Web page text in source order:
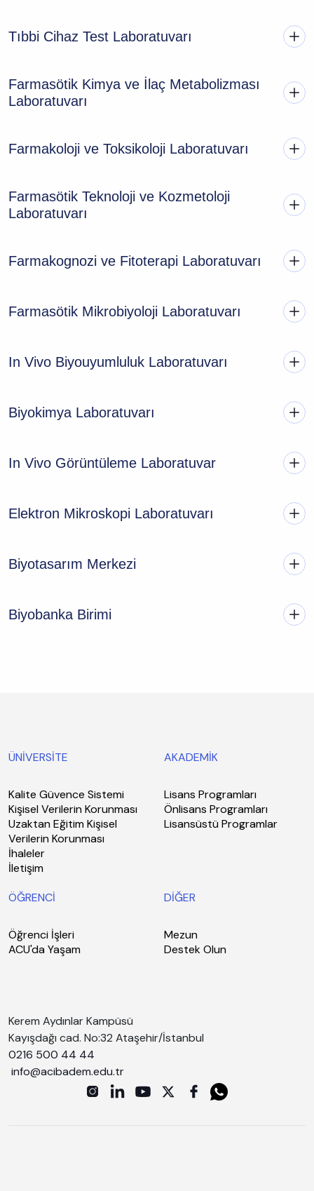
Tıbbi Cihaz Test Laboratuvarı
Farmasötik Kimya ve İlaç Metabolizması
Laboratuvarı
Farmakoloji ve Toksikoloji Laboratuvarı
Farmasötik Teknoloji ve Kozmetoloji
Laboratuvarı
Farmakognozi ve Fitoterapi Laboratuvarı
Farmasötik Mikrobiyoloji Laboratuvarı
In Vivo Biyouyumluluk Laboratuvarı
Biyokimya Laboratuvarı
In Vivo Görüntüleme Laboratuvar
Elektron Mikroskopi Laboratuvarı
Biyotasarım Merkezi
Biyobanka Birimi
ÜNİVERSİTE
Kalite Güvence Sistemi
Kişisel Verilerin Korunması
Uzaktan Eğitim Kişisel
Verilerin Korunması
İhaleler
İletişim
AKADEMİK
Lisans Programları
Önlisans Programları
Lisansüstü Programlar
ÖĞRENCİ
Öğrenci İşleri
ACU'da Yaşam
DİĞER
Mezun
Destek Olun
Kerem Aydınlar Kampüsü
Kayışdağı cad. No:32 Ataşehir/İstanbul
0216 500 44 44
info@acibadem.edu.tr